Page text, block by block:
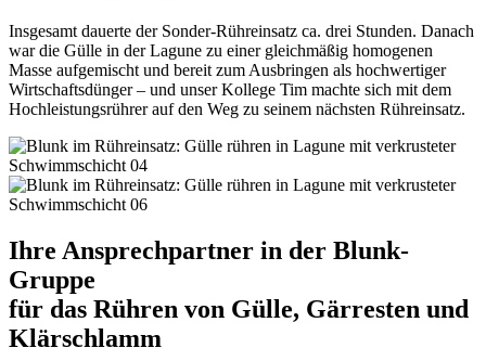
Insgesamt dauerte der Sonder-Rühreinsatz ca. drei Stunden. Danach
war die Gülle in der Lagune zu einer gleichmäßig homogenen
Masse aufgemischt und bereit zum Ausbringen als hochwertiger
Wirtschaftsdünger – und unser Kollege Tim machte sich mit dem
Hochleistungsrührer auf den Weg zu seinem nächsten Rühreinsatz.
Ihre Ansprechpartner in der Blunk-
Gruppe
für das Rühren von Gülle, Gärresten und
Klärschlamm